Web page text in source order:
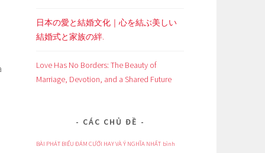
日本の愛と結婚文化｜心を結ぶ美しい
結婚式と家族の絆.
Love Has No Borders: The Beauty of
Marriage, Devotion, and a Shared Future
CÁC CHỦ ĐỀ
BÀI PHÁT BIỂU ĐÁM CƯỚI HAY VÀ Ý NGHĨA NHẤT bình